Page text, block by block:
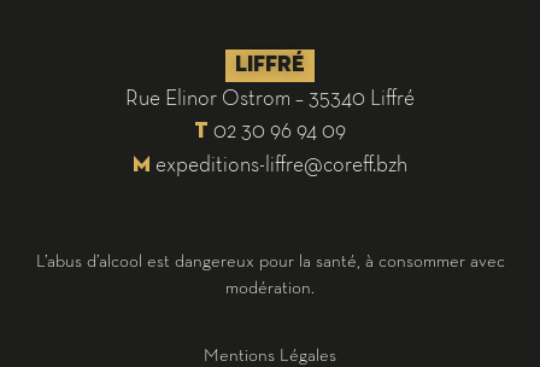
LIFFRÉ
Rue Elinor Ostrom – 35340 Liffré
T 02 30 96 94 09
M expeditions-liffre@coreff.bzh
L’abus d’alcool est dangereux pour la santé, à consommer avec
modération.
Mentions Légales